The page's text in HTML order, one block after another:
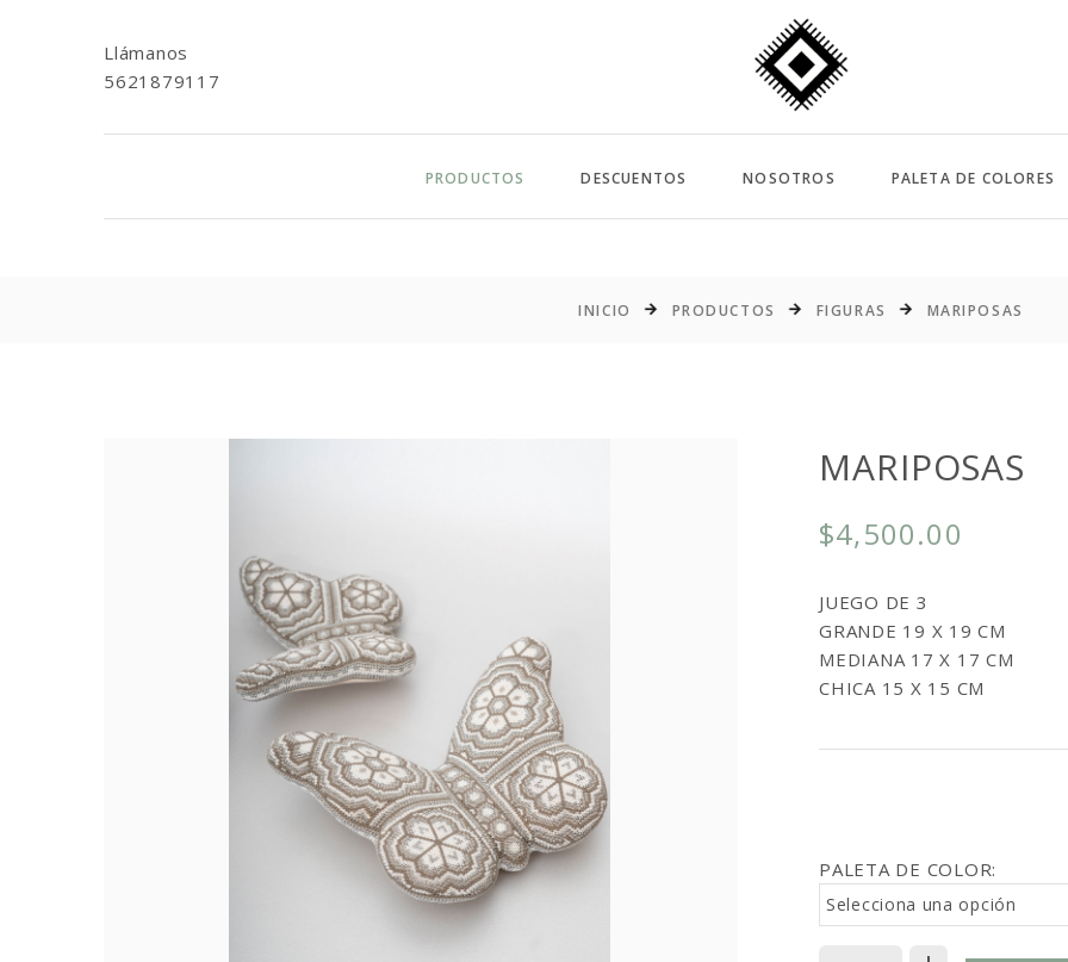
Llámanos
5621879117
PRODUCTOS DESCUENTOS NOSOTROS PALETA DE COLORES
INICIO PRODUCTOS FIGURAS MARIPOSAS
MARIPOSAS
$4,500.00
JUEGO DE 3
GRANDE 19 X 19 CM
MEDIANA 17 X 17 CM
CHICA 15 X 15 CM
PALETA DE COLOR:
Selecciona una opción